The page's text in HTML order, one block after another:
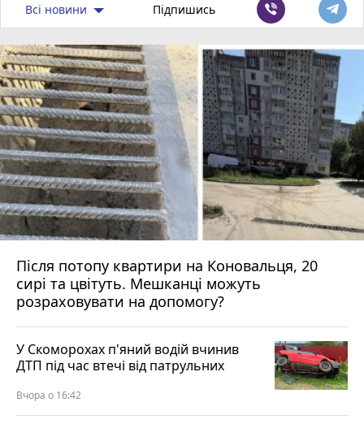
Всі новини Підпишись
Після потопу квартири на Коновальця, 20
сирі та цвітуть. Мешканці можуть
розраховувати на допомогу?
У Скоморохах п'яний водій вчинив
ДТП під час втечі від патрульних
Вчора о 16:42